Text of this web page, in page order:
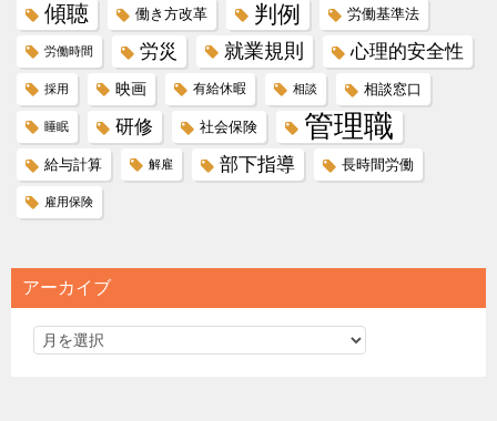
傾聴 働き方改革 判例 労働基準法
労働時間 労災 就業規則 心理的安全性
採用 映画 有給休暇 相談 相談窓口
睡眠 研修 社会保険 管理職
給与計算 解雇 部下指導 長時間労働
雇用保険
アーカイブ